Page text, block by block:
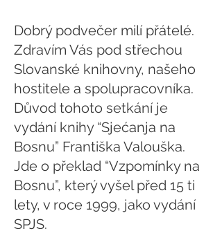
Dobrý podvečer milí přátelé.
Zdravím Vás pod střechou
Slovanské knihovny, našeho
hostitele a spolupracovníka.
Důvod tohoto setkání je
vydání knihy “Sjećanja na
Bosnu” Františka Valouška.
Jde o překlad “Vzpomínky na
Bosnu”, který vyšel před 15 ti
lety, v roce 1999, jako vydání
SPJS.